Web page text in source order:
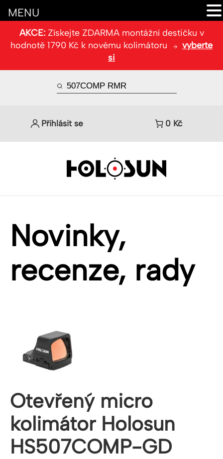
AKCE:Získejte ZDARMA montážní destičku v
hodnotě 1790 Kč k novému kolimátoru
vyberte
si
Přihlásit se 0 Kč
Novinky,
recenze, rady
Otevřený micro
kolimátor Holosun
HS507COMP-GD
MENU